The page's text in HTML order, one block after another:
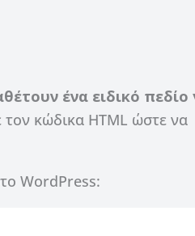
ένα ειδικό πεδίο
τον κώδικα HTML ώστε να
WordPress: